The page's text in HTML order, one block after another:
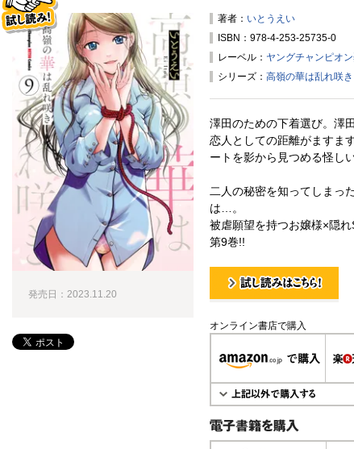
著者： いとうえい
ISBN：978-4-253-25735-0
レーベル： ヤングチャンピオ
シリーズ： 高嶺の華は乱れ咲き
澤田のための下着選び。澤
恋人としての距離がますま
ートを影から見つめる怪し
二人の秘密を知ってしまっ
は…。
被虐願望を持つお嬢様×隠
第9巻!!
試し読み！
オンライン書店で購入
電子書籍で購入
発売日：2023.11.20